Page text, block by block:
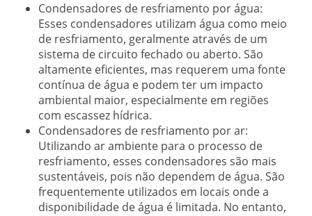
Condensadores de resfriamento por água:
Esses condensadores utilizam água como meio
de resfriamento, geralmente através de um
sistema de circuito fechado ou aberto. São
altamente eficientes, mas requerem uma fonte
contínua de água e podem ter um impacto
ambiental maior, especialmente em regiões
com escassez hídrica.
Condensadores de resfriamento por ar:
Utilizando ar ambiente para o processo de
resfriamento, esses condensadores são mais
sustentáveis, pois não dependem de água. São
frequentemente utilizados em locais onde a
disponibilidade de água é limitada. No entanto,